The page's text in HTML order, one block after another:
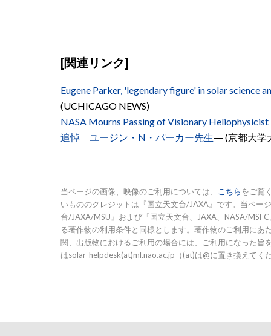
[関連リンク]
Eugene Parker, 'legendary figure' in solar science
(UCHICAGO NEWS)
NASA Mourns Passing of Visionary Heliophysicist
追悼 ユージン・N・パーカー先生― (京都大学
当ページの画像、映像のご利用については、 こちらをご覧
いもののクレジットは『国立天文台/JAXA』です。当ペー
台/JAXA/MSU』および『国立天文台、JAXA、NASA/
る著作物の利用条件と同様とします。著作物のご利用に
関、出版物におけるご利用の場合には、ご利用になった
はsolar_helpdesk(at)ml.nao.ac.jp（(at)は@に置き換えてく